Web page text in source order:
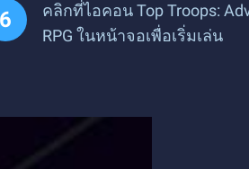
คลิกที่ไอคอน Top Troops:
RPG ในหน้าจอเพื่อเริ่มเล่น